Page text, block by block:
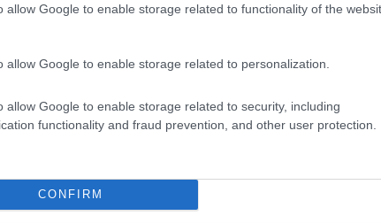
allow Google to enable storage related to functionality of the
allow Google to enable storage related to personalization.
allow Google to enable storage related to security, including
functionality and fraud prevention, and other user protection.
CONFIRM
partecipata
essere un volano di comunità: la gestione è
un comitato guidato dalla locale
le chiavi dal sindaco. Questa scelta
la struttura in un presidio quotidiano per
a rivitalizzare l’economia locale e a